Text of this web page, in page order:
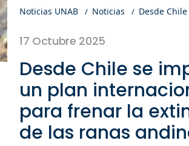
Noticias UNAB Noticias Desde Chile se impulsa un plan
17 Octubre 2025
Desde Chile se
un plan
para frenar la
de las ranas